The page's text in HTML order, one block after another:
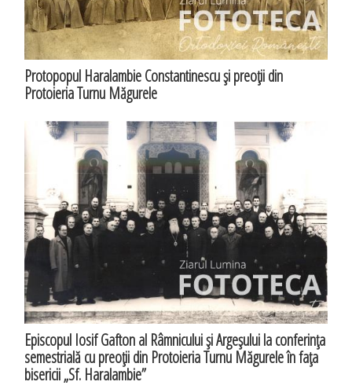
Protopopul Haralambie Constantinescu şi preoţii din
Protoieria Turnu Măgurele
Episcopul Iosif Gafton al Râmnicului şi Argeşului la conferinţa
semestrială cu preoţii din Protoieria Turnu Măgurele în faţa
bisericii „Sf. Haralambie”